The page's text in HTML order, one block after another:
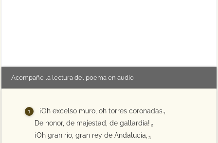
Acompañe la lectura del poema en audio
¡Oh excelso muro, oh torres coronadas 1
De honor, de majestad, de gallardía! 2
¡Oh gran río, gran rey de Andalucía, 3